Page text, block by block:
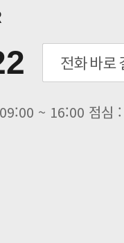
데이터도 안심하
텍과 함께 최적의
프라 써보고 결정..
삼 테라텍 대표 “단..
의 AI GPU, 지..